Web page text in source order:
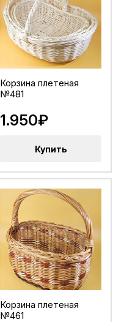
Корзина плетеная
№481
1.950₽
Купить
Корзина плетеная
№461